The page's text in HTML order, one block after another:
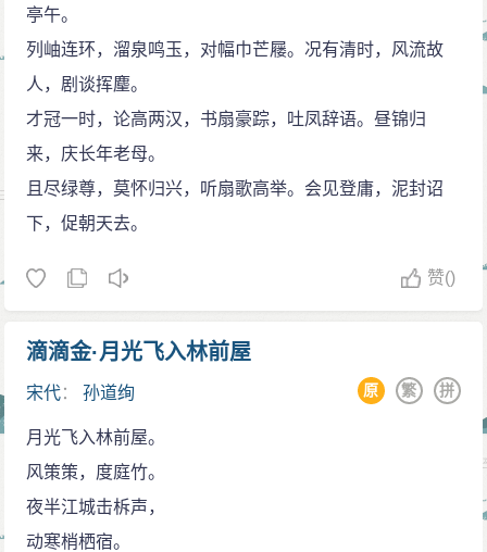
--------青若
亭午。
列岫连环，溜泉鸣玉，对幅巾芒屦。况有清时，风流故
人，剧谈挥麈。
才冠一时，论高两汉，书扇豪踪，吐凤辞语。昼锦归
来，庆长年老母。
且尽绿尊，莫怀归兴，听扇歌高举。会见登庸，泥封诏
下，促朝天去。
赞()
滴滴金·月光飞入林前屋
宋代：孙道绚 拼
繁
原
月光飞入林前屋。
风策策，度庭竹。
夜半江城击柝声，
动寒梢栖宿。